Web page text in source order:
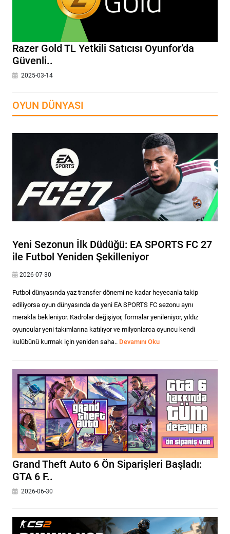
Razer Gold TL Yetkili Satıcısı Oyunfor’da
Güvenli..
2025-03-14
OYUN DÜNYASI
Yeni Sezonun İlk Düdüğü: EA SPORTS FC 27
ile Futbol Yeniden Şekilleniyor
2026-07-30
Futbol dünyasında yaz transfer dönemi ne kadar heyecanla takip
ediliyorsa oyun dünyasında da yeni EA SPORTS FC sezonu aynı
merakla bekleniyor. Kadrolar değişiyor, formalar yenileniyor, yıldız
oyuncular yeni takımlarına katılıyor ve milyonlarca oyuncu kendi
kulübünü kurmak için yeniden saha.. Devamını Oku
Grand Theft Auto 6 Ön Siparişleri Başladı:
GTA 6 F..
2026-06-30